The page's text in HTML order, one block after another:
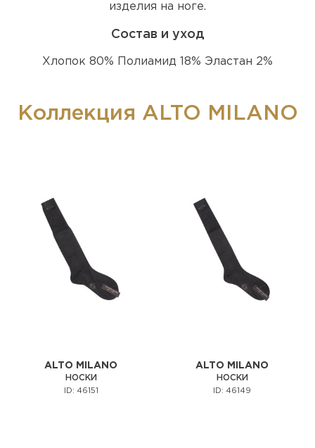
изделия на ноге.
Состав и уход
Хлопок 80% Полиамид 18% Эластан 2%
Коллекция ALTO MILANO
ALTO MILANO
НОСКИ
ID: 46151
ALTO MILANO
НОСКИ
ID: 46149